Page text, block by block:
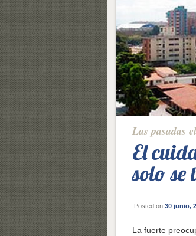
Las pasadas
El
solo
Posted on 30 junio,
La fuerte